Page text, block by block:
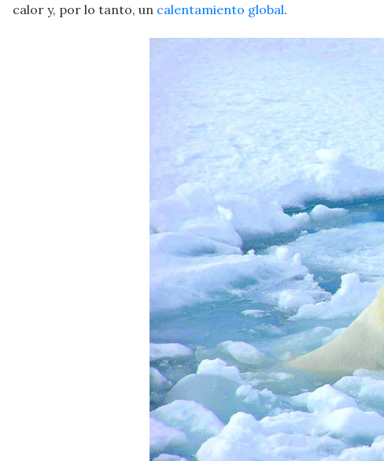
calor y, por lo tanto, un calentamiento global.